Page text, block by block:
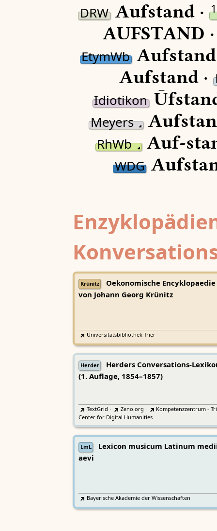
DRWAufstand · 1
AUFSTAND
EtymWb
Aufstand ·
Idiotikon
Meyers
RhWb Auf-
WDG
Krünitz
Oekonomische Encyklopaedie
von Johann Georg Krünitz
Universitätsbibliothek Trier
Herder
Herders Conversations-
(1. Auflage, 1854–1857)
TextGrid · Zeno.org ·
Kompetenzzentrum -
Center for Digital Humanities
LmL
Lexicon musicum Latinum
aevi
Bayerische Akademie der Wissenschaften